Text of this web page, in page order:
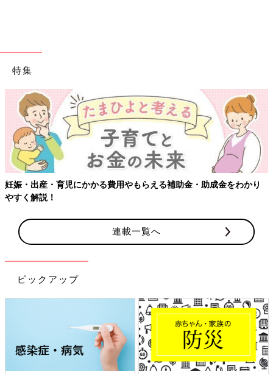
特集
・育児にかかる費用やもらえる補助金・助成金をわかり
！
【ワク
連載一覧へ
ピックアップ